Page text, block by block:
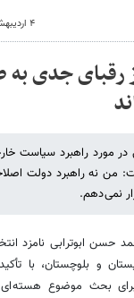
۴ اردیبهشت ۱۳۹۲ - ۱۸:۱۲
رقبای جدی
در مورد راهبرد سیاست
من نه راهبرد دولت
نمی دهم.
حسن ابوترابی نامزد
و بلوچستان، با
بحث موضوع هسته ای